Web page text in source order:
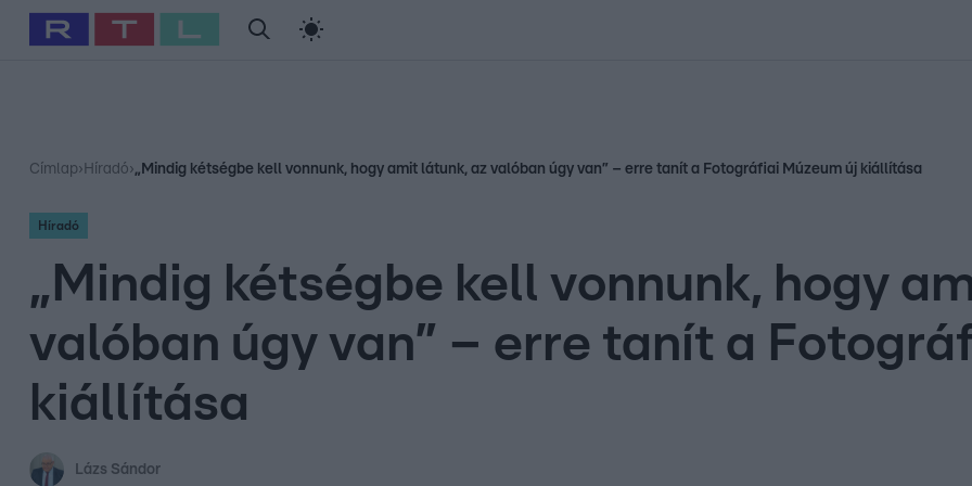
Babits Marcella Szellő István Most Wanted
Címlap› Híradó›„Mindig kétségbe kell vonnunk, hogy amit látunk, az valóban úgy van” – erre tanít a Fotográfiai Múzeum új kiállítása
Híradó
„Mindig kétségbe kell vonnunk, hogy
valóban úgy van” – erre tanít a
kiállítása
Lázs Sándor